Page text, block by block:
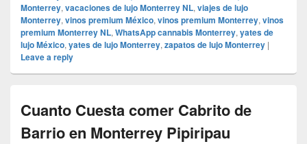
Monterrey, vacaciones de lujo Monterrey NL, viajes de lujo
Monterrey, vinos premium México, vinos premium Monterrey, vinos
premium Monterrey NL, WhatsApp cannabis Monterrey, yates de
lujo México, yates de lujo Monterrey, zapatos de lujo Monterrey |
Leave a reply
Cuanto Cuesta comer Cabrito de
Barrio en Monterrey Pipiripau